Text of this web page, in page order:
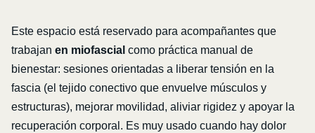
Este espacio está reservado para acompañantes que
trabajan en miofascial como práctica manual de
bienestar: sesiones orientadas a liberar tensión en la
fascia (el tejido conectivo que envuelve músculos y
estructuras), mejorar movilidad, aliviar rigidez y apoyar la
recuperación corporal. Es muy usado cuando hay dolor